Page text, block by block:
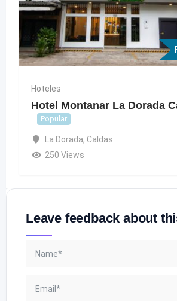
Hoteles
Hotel Montanar La Dorada
Popular
La Dorada, Caldas
250 Views
Leave feedback about